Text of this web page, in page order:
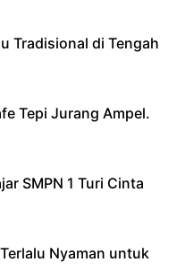
Tradisional di Tengah
Tepi Jurang Ampel.
SMPN 1 Turi Cinta
Nyaman untuk